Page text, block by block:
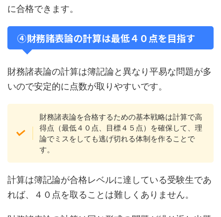
に合格できます。
④財務諸表論の計算は最低４０点を目指す
財務諸表論の計算は簿記論と異なり平易な問題が多
いので安定的に点数が取りやすいです。
財務諸表論を合格するための基本戦略は計算で高
得点（最低４０点、目標４５点）を確保して、理
論でミスをしても逃げ切れる体制を作ることで
す。
計算は簿記論が合格レベルに達している受験生であ
れば、４０点を取ることは難しくありません。